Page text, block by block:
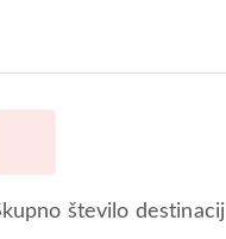
število destinacij